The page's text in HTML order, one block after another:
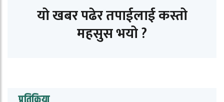
यो खबर पढेर तपाईलाई कस्तो
महसुस भयो ?